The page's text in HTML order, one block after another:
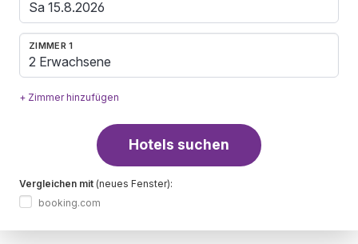
ZIMMER 1
2 Erwachsene
+ Zimmer hinzufügen
Hotels suchen
Vergleichen mit (neues Fenster):
booking.com